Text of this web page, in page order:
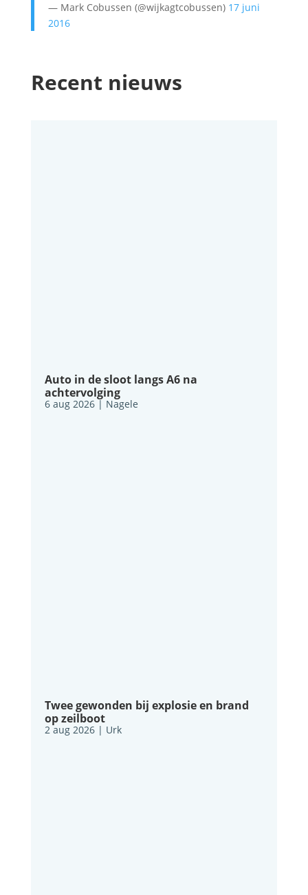
— Mark Cobussen (@wijkagtcobussen) 17 juni
2016
Recent nieuws
Auto in de sloot langs A6 na
achtervolging
6 aug 2026| Nagele
Twee gewonden bij explosie en brand
op zeilboot
2 aug 2026| Urk